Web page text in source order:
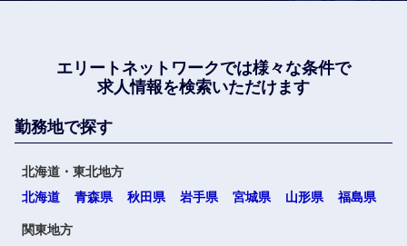
エリートネットワークでは様々な条件で
求人情報を検索いただけます
勤務地で探す
北海道・東北地方
北海道
青森県 秋田県 岩手県 宮城県 山形県 福島県
関東地方